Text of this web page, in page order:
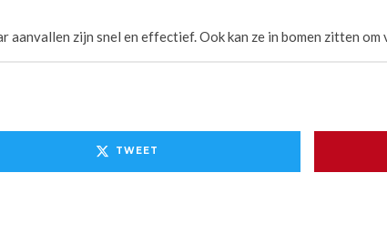
zijn snel en effectief. Ook kan ze in bomen zitten om
TWEET